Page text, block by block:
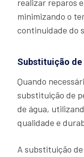
realizar reparos
minimizando o
continuidade do
Substituição de
Quando
substituição de
de água,
qualidade e
A substituição